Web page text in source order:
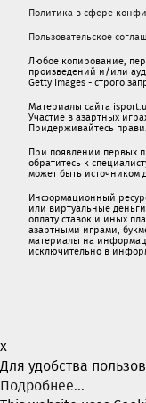
Политика в сфере
Пользовательское
Любое копирование,
произведений и/или
Getty Images - строго
Материалы сайта
Участие в азартных
Придерживайтесь
При появлении первых
обратитесь к
может быть источником
Информационный
или виртуальные
oплaту ставок и иных
азартными игрaми,
материалы на
исключительно в
x
Для удобства
Подробнее...